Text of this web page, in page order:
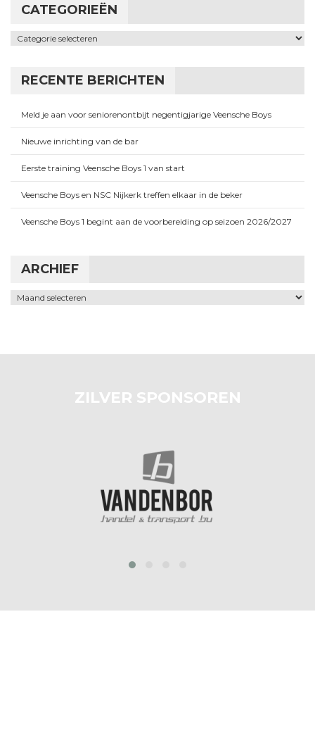
CATEGORIEËN
Categorieën
RECENTE BERICHTEN
Meld je aan voor seniorenontbijt negentigjarige Veensche Boys
Nieuwe inrichting van de bar
Eerste training Veensche Boys 1 van start
Veensche Boys en NSC Nijkerk treffen elkaar in de beker
Veensche Boys 1 begint aan de voorbereiding op seizoen 2026/2027
ARCHIEF
Archief
ZILVER SPONSOREN
prev